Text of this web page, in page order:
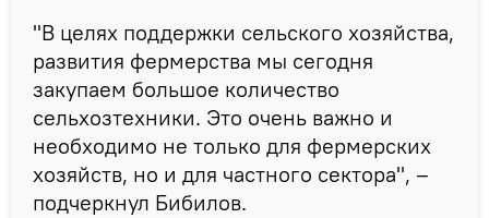
"В целях поддержки сельского хозяйства,
развития фермерства мы сегодня
закупаем большое количество
сельхозтехники. Это очень важно и
необходимо не только для фермерских
хозяйств, но и для частного сектора", –
подчеркнул Бибилов.